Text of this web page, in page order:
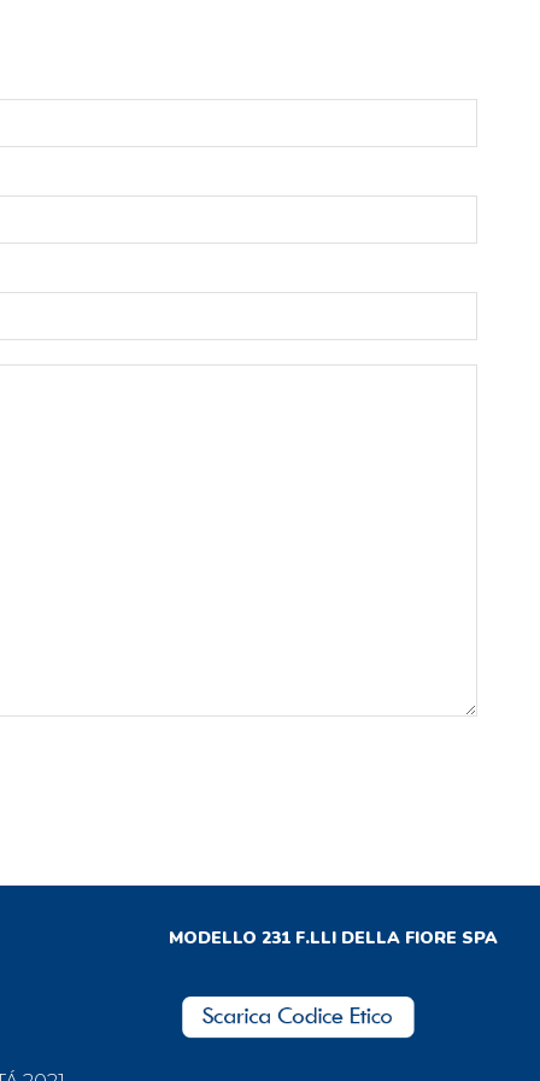
MODELLO 231 F.LLI DELLA FIORE SPA